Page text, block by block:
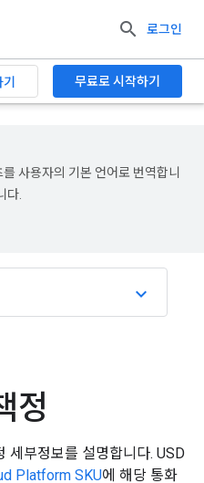
로그인
무료로 시작하기
사용자의 기본 언어로 번역합니
다.
정
세부정보를 설명합니다. USD
Platform SKU에 해당 통화